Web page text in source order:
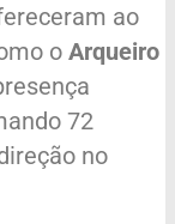
ao
o Arqueiro
72
no